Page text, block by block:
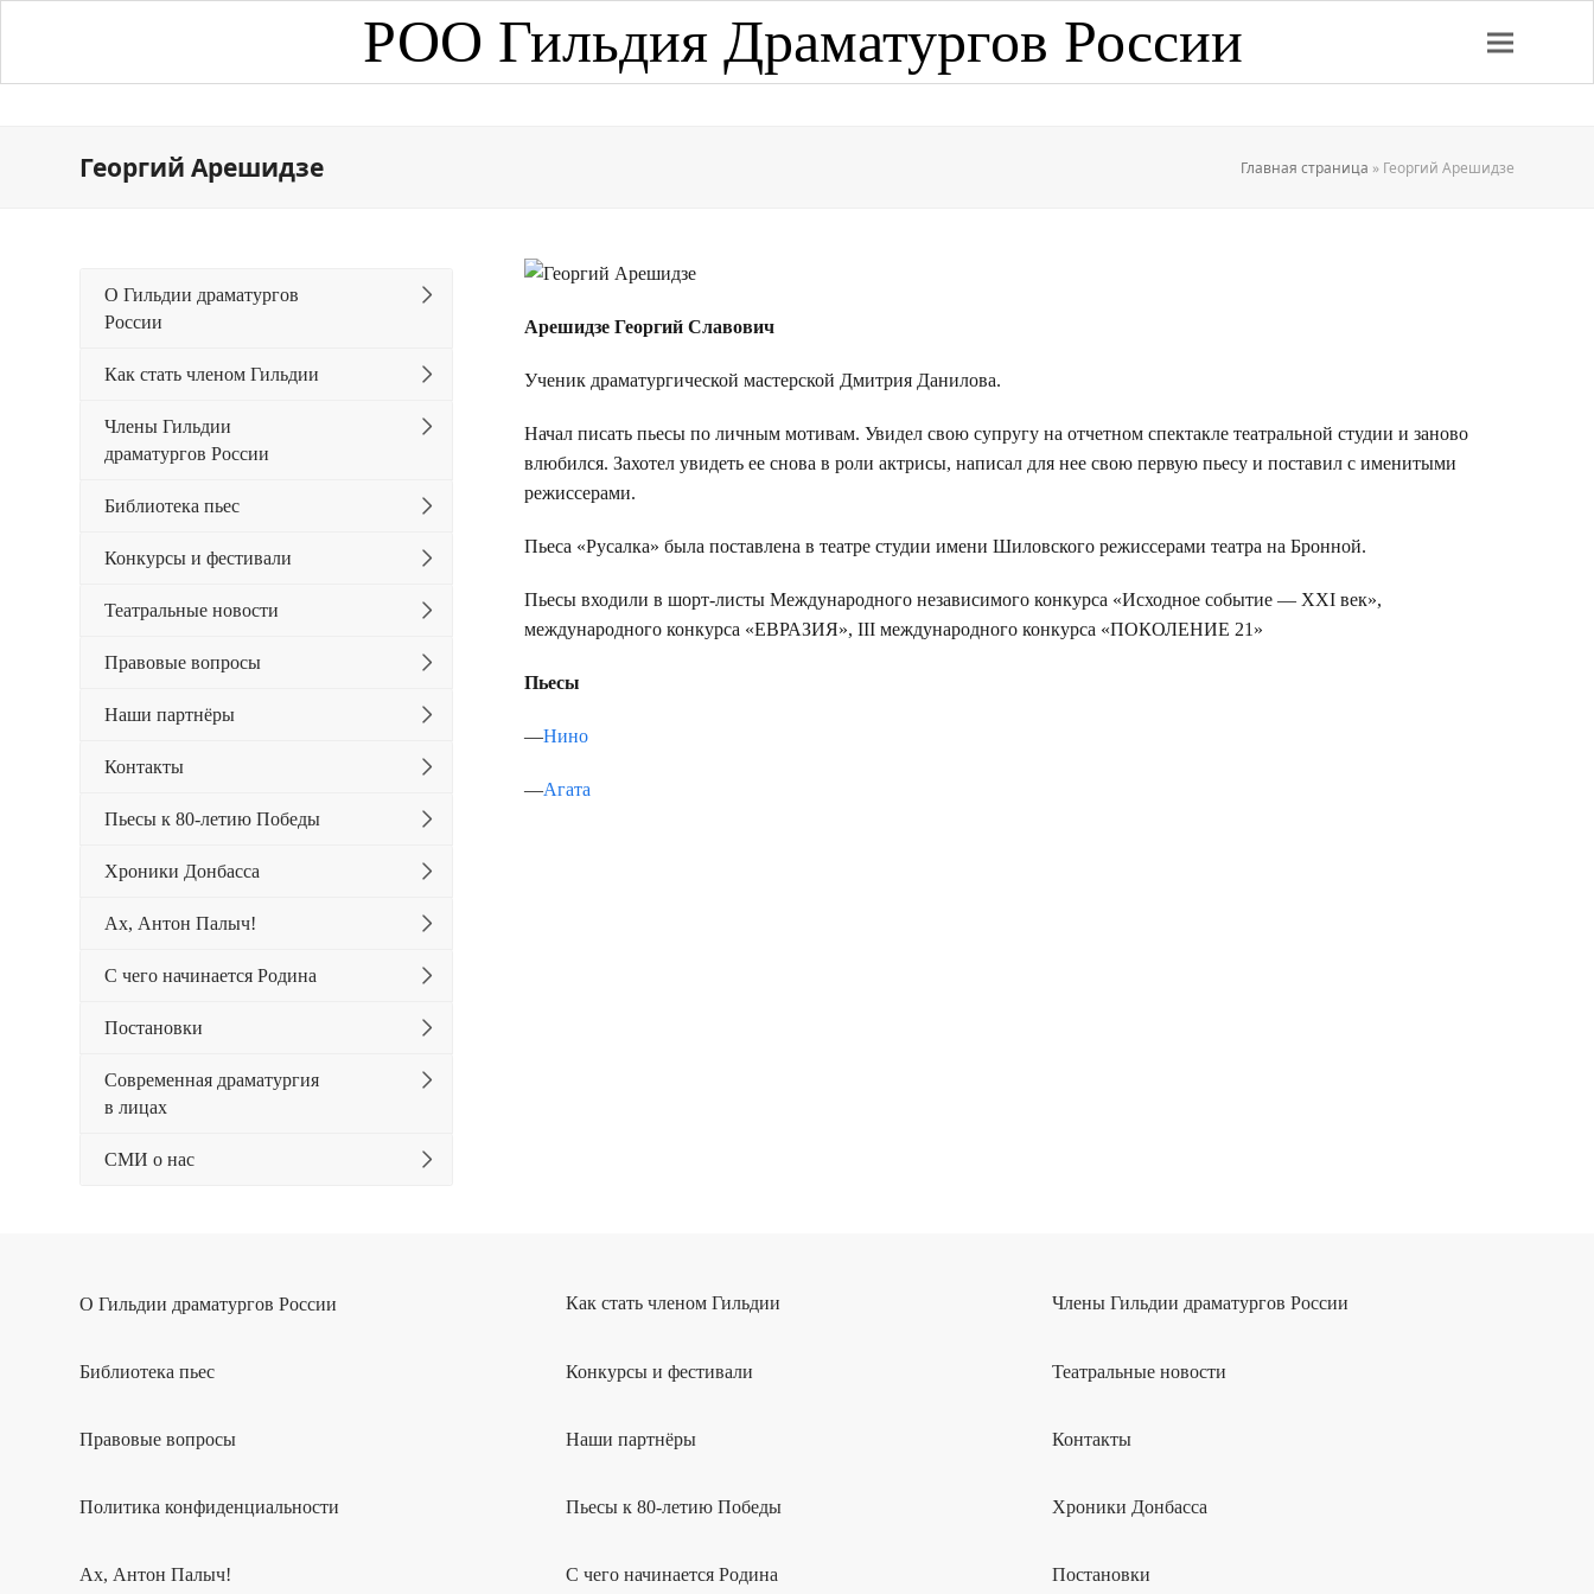
РОО Гильдия Драматургов России
Георгий Арешидзе Главная страница » Георгий Арешидзе
Арешидзе Георгий Славович
Ученик драматургической мастерской Дмитрия Данилова.
Начал писать пьесы по личным мотивам. Увидел свою супругу на отчетном спектакле театральной студии и заново
влюбился. Захотел увидеть ее снова в роли актрисы, написал для нее свою первую пьесу и поставил с именитыми
режиссерами.
Пьеса «Русалка» была поставлена в театре студии имени Шиловского режиссерами театра на Бронной.
Пьесы входили в шорт-листы Международного независимого конкурса «Исходное событие — XXI век»,
международного конкурса «ЕВРАЗИЯ», III международного конкурса «ПОКОЛЕНИЕ 21»
Пьесы
—Нино
—Агата
О Гильдии драматургов
России
Как стать членом Гильдии
Члены Гильдии
драматургов России
Библиотека пьес
Конкурсы и фестивали
Театральные новости
Правовые вопросы
Наши партнёры
Контакты
Пьесы к 80-летию Победы
Хроники Донбасса
Ах, Антон Палыч!
С чего начинается Родина
Постановки
Современная драматургия
в лицах
СМИ о нас
О Гильдии драматургов России Как стать членом Гильдии Члены Гильдии драматургов России
Библиотека пьес Конкурсы и фестивали Театральные новости
Правовые вопросы Наши партнёры Контакты
Политика конфиденциальности Пьесы к 80-летию Победы Хроники Донбасса
Ах, Антон Палыч! С чего начинается Родина Постановки